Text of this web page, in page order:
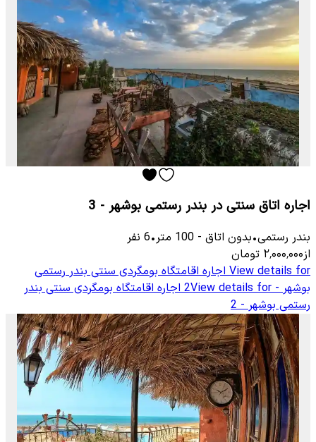
اجاره اتاق سنتی در بندر رستمی بوشهر - 3
بندر رستمی•بدون اتاق -
100 متر•
6 نفر
از۲٬۰۰۰٬۰۰۰ تومان
View details for اجاره اقامتگاه بومگردی سنتی بندر رستمی
بوشهر - 2View details for اجاره اقامتگاه بومگردی سنتی بندر
رستمی بوشهر - 2